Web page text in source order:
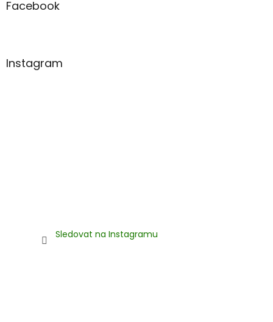
aFacebook
Instagram
Sledovat na Instagramu